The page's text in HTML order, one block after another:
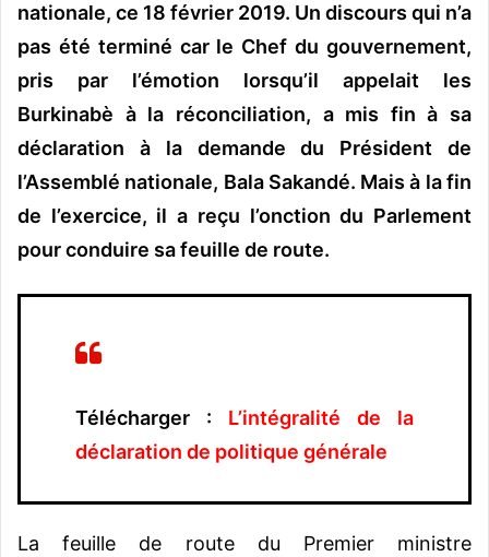
nationale, ce 18 février 2019. Un discours qui n’a
pas été terminé car le Chef du gouvernement,
pris par l’émotion lorsqu’il appelait les
Burkinabè à la réconciliation, a mis fin à sa
déclaration à la demande du Président de
l’Assemblé nationale, Bala Sakandé. Mais à la fin
de l’exercice, il a reçu l’onction du Parlement
pour conduire sa feuille de route.
Télécharger : L’intégralité de la
déclaration de politique générale
La feuille de route du Premier ministre